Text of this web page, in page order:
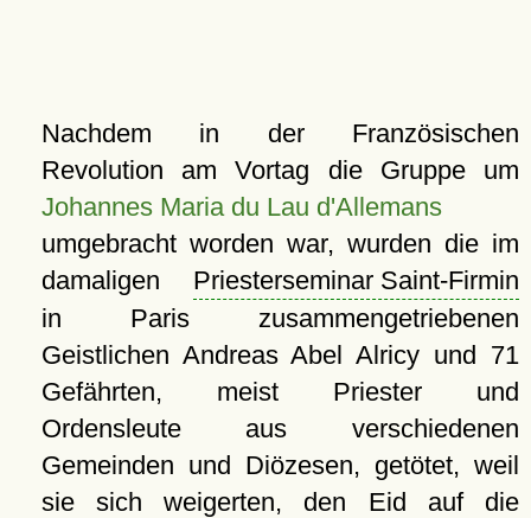
Nachdem in der Französischen
Revolution am Vortag die Gruppe um
Johannes Maria du Lau d'Allemans
umgebracht worden war, wurden die im
damaligen Priesterseminar Saint-Firmin
in Paris zusammengetriebenen
Geistlichen Andreas Abel Alricy und 71
Gefährten, meist Priester und
Ordensleute aus verschiedenen
Gemeinden und Diözesen, getötet, weil
sie sich weigerten, den Eid auf die